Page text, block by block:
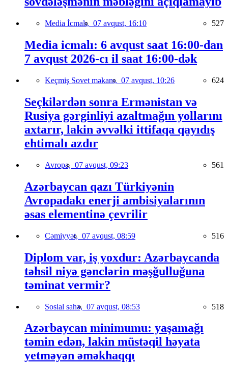
Media İcmalı, 07 avqust, 16:10 527
Media icmalı: 6 avqust saat 16:00-dan
7 avqust 2026-cı il saat 16:00-dək
Keçmiş Sovet məkanı, 07 avqust, 10:26 624
Seçkilərdən sonra Ermənistan və
Rusiya gərginliyi azaltmağın yollarını
axtarır, lakin əvvəlki ittifaqa qayıdış
ehtimalı azdır
Avropa, 07 avqust, 09:23 561
Azərbaycan qazı Türkiyənin
Avropadakı enerji ambisiyalarının
əsas elementinə çevrilir
Cəmiyyət, 07 avqust, 08:59 516
Diplom var, iş yoxdur: Azərbaycanda
təhsil niyə gənclərin məşğulluğuna
təminat vermir?
Sosial sahə, 07 avqust, 08:53 518
Azərbaycan minimumu: yaşamağı
təmin edən, lakin müstəqil həyata
yetməyən əməkhaqqı